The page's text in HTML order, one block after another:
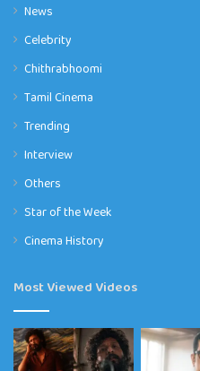
News
Celebrity
Chithrabhoomi
Tamil Cinema
Trending
Interview
Others
Star of the Week
Cinema History
Most Viewed Videos